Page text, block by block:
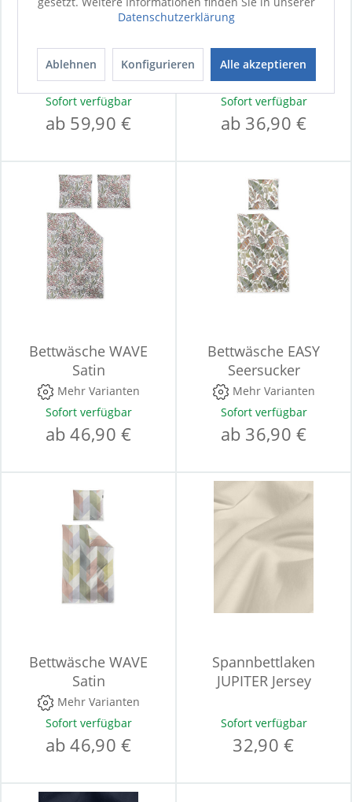
Tencel
Mehr Varianten
Sofort verfügbar
ab 59,90 €
Seersucker
Mehr Varianten
Sofort verfügbar
ab 36,90 €
Bettwäsche WAVE
Satin
Mehr Varianten
Sofort verfügbar
ab 46,90 €
Bettwäsche EASY
Seersucker
Mehr Varianten
Sofort verfügbar
ab 36,90 €
Bettwäsche WAVE
Satin
Mehr Varianten
Sofort verfügbar
ab 46,90 €
Spannbettlaken
JUPITER Jersey
Sofort verfügbar
32,90 €
Datenschutzerklärung
Ablehnen Konfigurieren Alle akzeptieren